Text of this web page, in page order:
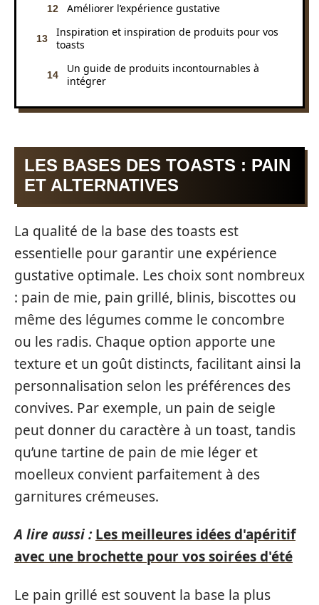
Améliorer l’expérience gustative
Inspiration et inspiration de produits pour vos
toasts
Un guide de produits incontournables à
intégrer
LES BASES DES TOASTS : PAIN
ET ALTERNATIVES
La qualité de la base des toasts est
essentielle pour garantir une expérience
gustative optimale. Les choix sont nombreux
: pain de mie, pain grillé, blinis, biscottes ou
même des légumes comme le concombre
ou les radis. Chaque option apporte une
texture et un goût distincts, facilitant ainsi la
personnalisation selon les préférences des
convives. Par exemple, un pain de seigle
peut donner du caractère à un toast, tandis
qu’une tartine de pain de mie léger et
moelleux convient parfaitement à des
garnitures crémeuses.
A lire aussi : Les meilleures idées d'apéritif
avec une brochette pour vos soirées d'été
Le pain grillé est souvent la base la plus